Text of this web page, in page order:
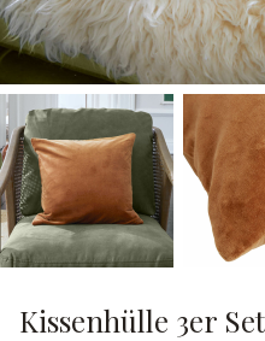
Kissenhülle 3er